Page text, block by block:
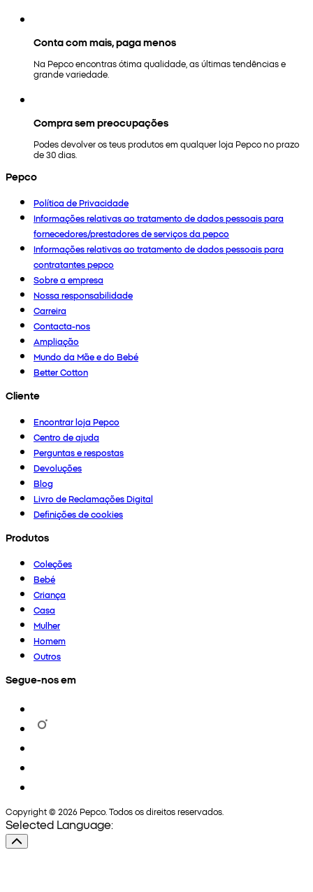
Conta com mais, paga menos
Na Pepco encontras ótima qualidade, as últimas tendências e
grande variedade.
Compra sem preocupações
Podes devolver os teus produtos em qualquer loja Pepco no prazo
de 30 dias.
Pepco
Política de Privacidade
Informações relativas ao tratamento de dados pessoais para
fornecedores/prestadores de serviços da pepco
Informações relativas ao tratamento de dados pessoais para
contratantes pepco
Sobre a empresa
Nossa responsabilidade
Carreira
Contacta-nos
Ampliação
Mundo da Mãe e do Bebé
Better Cotton
Cliente
Encontrar loja Pepco
Centro de ajuda
Perguntas e respostas
Devoluções
Blog
Livro de Reclamações Digital
Definições de cookies
Produtos
Coleções
Bebé
Criança
Casa
Mulher
Homem
Outros
Segue-nos em
Copyright © 2026 Pepco. Todos os direitos reservados.
Selected Language: